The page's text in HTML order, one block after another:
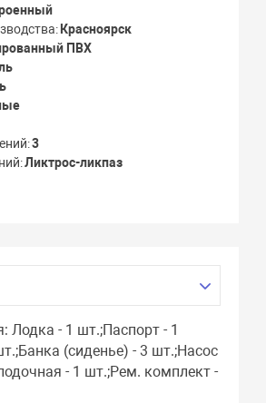
Красноярск
ПВХ
3
Ликтрос-ликпаз
Лодка - 1 шт.;Паспорт - 1
(сиденье) - 3 шт.;Насос
- 1 шт.;Рем. комплект -